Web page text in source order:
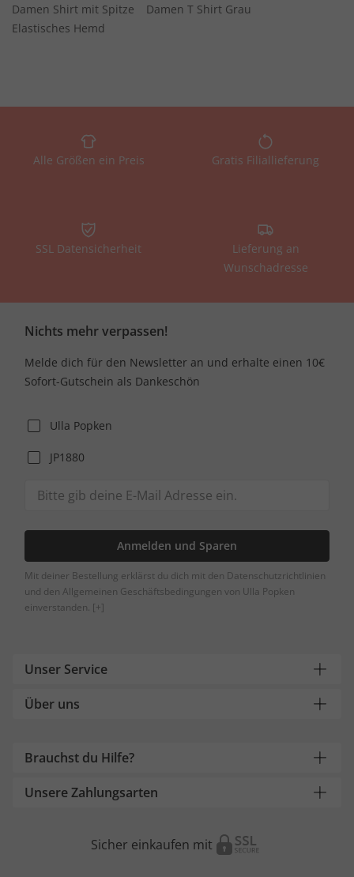
Damen Shirt mit Spitze
Damen T Shirt Grau
Elastisches Hemd
Alle Größen ein Preis Gratis Filiallieferung
SSL Datensicherheit
Lieferung an
Wunschadresse
Nichts mehr verpassen!
Melde dich für den Newsletter an und erhalte einen 10€
Sofort-Gutschein als Dankeschön
Ulla Popken
JP1880
Anmelden und Sparen
Mit deiner Bestellung erklärst du dich mit den Datenschutzrichtlinien
und den Allgemeinen Geschäftsbedingungen von Ulla Popken
einverstanden. [+]
Unser Service
Über uns
Brauchst du Hilfe?
Unsere Zahlungsarten
Sicher einkaufen mit